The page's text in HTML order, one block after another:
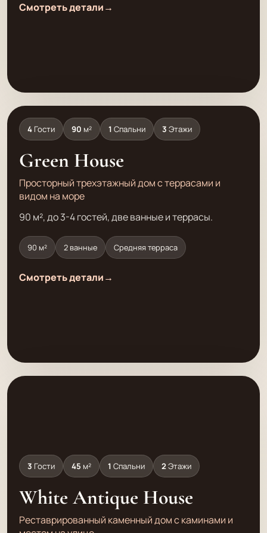
Смотреть детали→
4 Гости 90 м² 1 Спальни 3 Этажи
Green House
Просторный трехэтажный дом с террасами и
видом на море
90 м², до 3-4 гостей, две ванные и террасы.
90 м² 2 ванные Средняя терраса
Смотреть детали→
3 Гости 45 м² 1 Спальни 2Этажи
White Antique House
Реставрированный каменный дом с каминами и